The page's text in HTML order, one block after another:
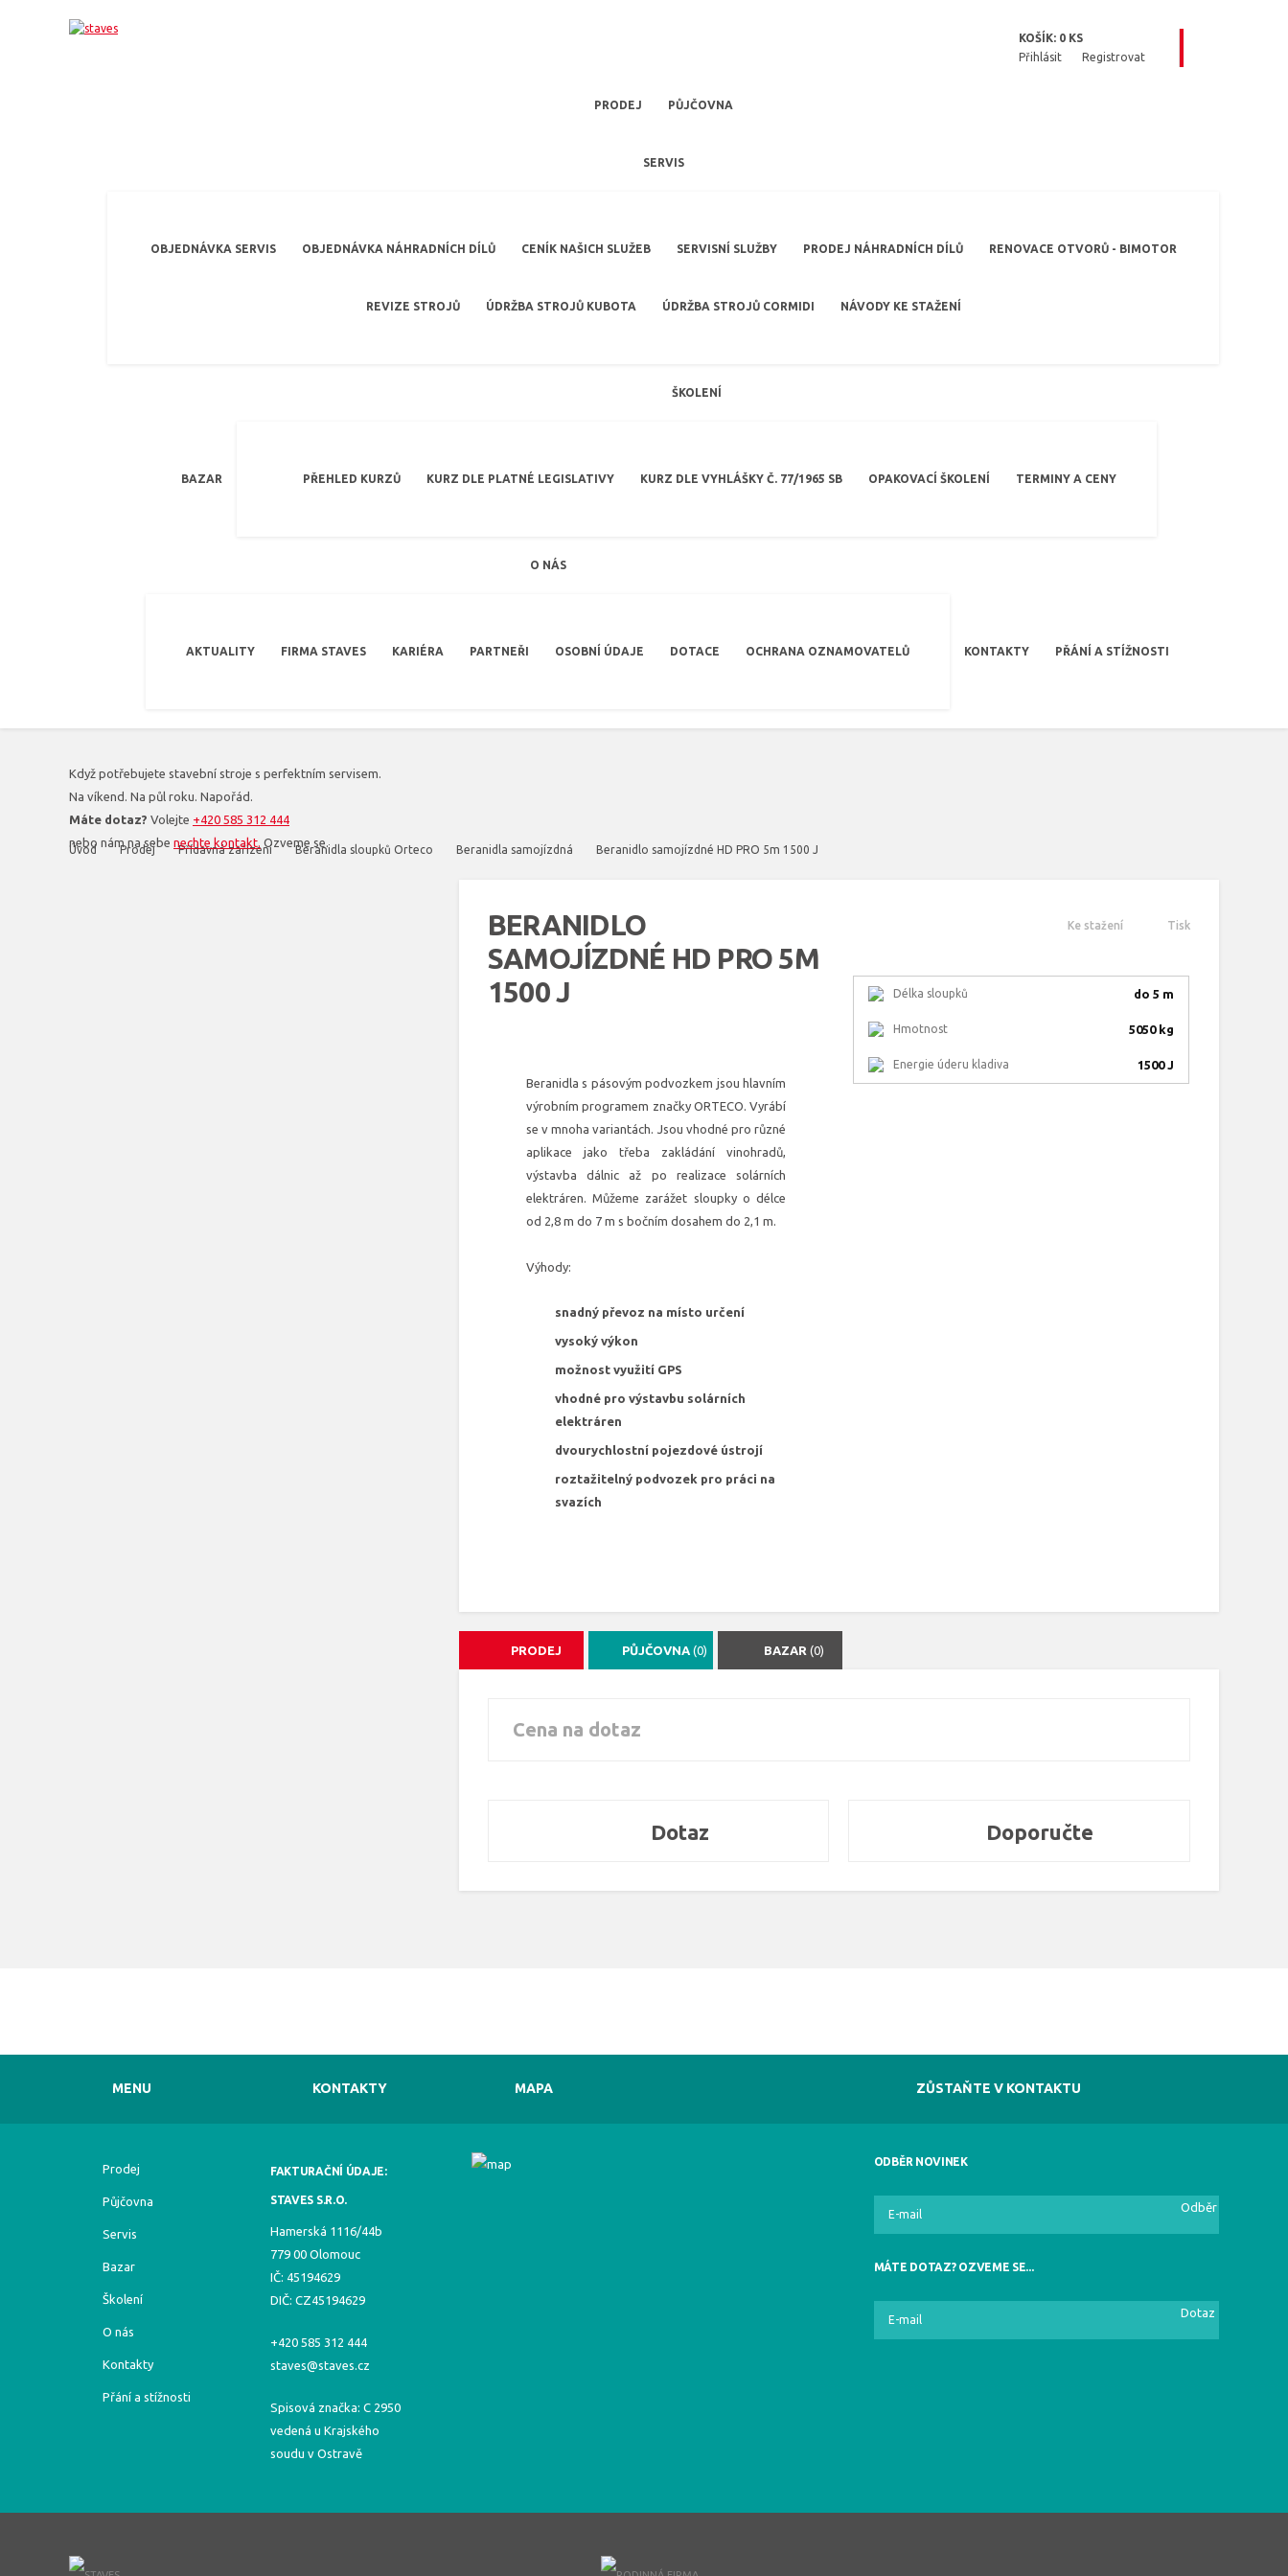
KOŠÍK: 0 KS
Přihlásit
Registrovat
PRODEJ PŮJČOVNA
SERVIS
OBJEDNÁVKA SERVIS OBJEDNÁVKA NÁHRADNÍCH DÍLŮ CENÍK NAŠICH SLUŽEB SERVISNÍ SLUŽBY PRODEJ NÁHRADNÍCH DÍLŮ RENOVACE OTVORŮ - BIMOTOR
REVIZE STROJŮ ÚDRŽBA STROJŮ KUBOTA ÚDRŽBA STROJŮ CORMIDI NÁVODY KE STAŽENÍ
BAZAR
ŠKOLENÍ
PŘEHLED KURZŮ KURZ DLE PLATNÉ LEGISLATIVY KURZ DLE VYHLÁŠKY Č. 77/1965 SB OPAKOVACÍ ŠKOLENÍ TERMINY A CENY
O NÁS
AKTUALITY FIRMA STAVES KARIÉRA PARTNEŘI OSOBNÍ ÚDAJE DOTACE OCHRANA OZNAMOVATELŮ KONTAKTY PŘÁNÍ A STÍŽNOSTI
Když potřebujete stavební stroje s perfektním servisem.
Na víkend. Na půl roku. Napořád.
Máte dotaz? Volejte +420 585 312 444
nebo nám na sebe nechte kontakt. Ozveme se.
Úvod Prodej Přídavná zařízení Beranidla sloupků Orteco Beranidla samojízdná Beranidlo samojízdné HD PRO 5m 1500 J
BERANIDLO
SAMOJÍZDNÉ HD PRO 5M
1500 J
Beranidla s pásovým podvozkem jsou hlavním
výrobním programem značky ORTECO. Vyrábí
se v mnoha variantách. Jsou vhodné pro různé
aplikace jako třeba zakládání vinohradů,
výstavba dálnic až po realizace solárních
elektráren. Můžeme zarážet sloupky o délce
od 2,8 m do 7 m s bočním dosahem do 2,1 m.
Výhody:
snadný převoz na místo určení
vysoký výkon
možnost využití GPS
vhodné pro výstavbu solárních
elektráren
dvourychlostní pojezdové ústrojí
roztažitelný podvozek pro práci na
svazích
Ke stažení Tisk
Délka sloupků do 5 m
Hmotnost 5050 kg
Energie úderu kladiva 1500 J
PRODEJ PŮJČOVNA (0) BAZAR(0)
Cena na dotaz
Dotaz Doporučte
MENU KONTAKTY MAPA ZŮSTAŇTE V KONTAKTU
Prodej
Půjčovna
Servis
Bazar
Školení
O nás
Kontakty
Přání a stížnosti
FAKTURAČNÍ ÚDAJE:
STAVES S.R.O.
Hamerská 1116/44b
779 00 Olomouc
IČ: 45194629
DIČ: CZ45194629
+420 585 312 444
staves@staves.cz
Spisová značka: C 2950
vedená u Krajského
soudu v Ostravě
ODBĚR NOVINEK
Odběr
MÁTE DOTAZ? OZVEME SE...
Dotaz